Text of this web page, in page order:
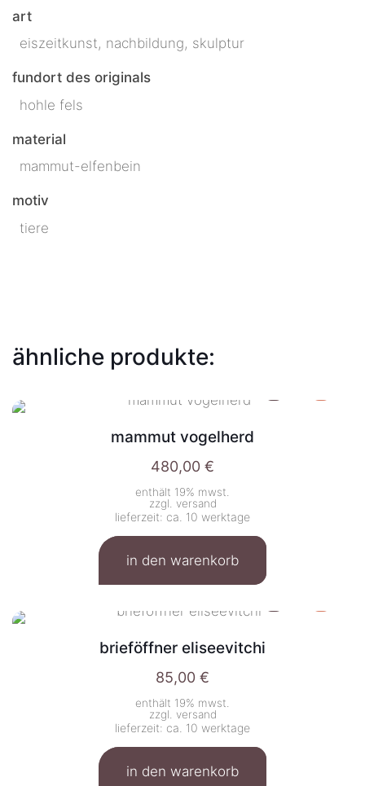
art
eiszeitkunst, nachbildung, skulptur
fundort des originals
hohle fels
material
mammut-elfenbein
motiv
tiere
ähnliche produkte:
mammut vogelherd
480,00 €
enthält 19% mwst.
zzgl. versand
lieferzeit: ca. 10 werktage
in den warenkorb
brieföffner eliseevitchi
85,00 €
enthält 19% mwst.
zzgl. versand
lieferzeit: ca. 10 werktage
in den warenkorb